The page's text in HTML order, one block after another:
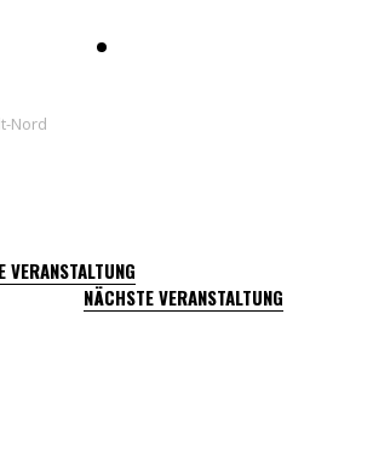
Nord
VERANSTALTUNG
NÄCHSTE VERANSTALTUNG